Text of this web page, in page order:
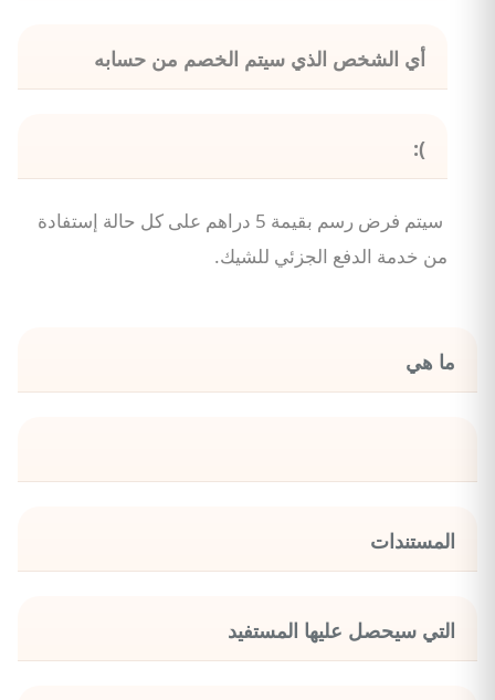
أي الشخص الذي سيتم الخصم من حسابه
):
سيتم فرض رسم بقيمة 5 دراهم على كل حالة إستفادة
من خدمة الدفع الجزئي للشيك.
ما هي
المستندات
التي سيحصل عليها المستفيد